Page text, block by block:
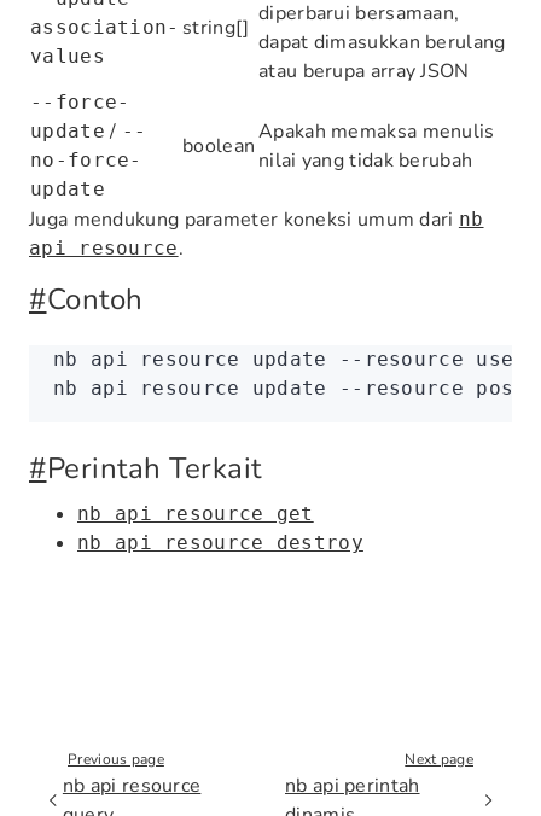
association-
values
string[]
diperbarui bersamaan,
dapat dimasukkan berulang
atau berupa array JSON
--force-
update / --
no-force-
update
boolean
Apakah memaksa menulis
nilai yang tidak berubah
Juga mendukung parameter koneksi umum dari nb
api resource.
#Contoh
nb api resource update --resource users
nb api resource update --resource posts
#Perintah Terkait
nb api resource get
nb api resource destroy
Previous page
nb api resource
Next page
nb api perintah